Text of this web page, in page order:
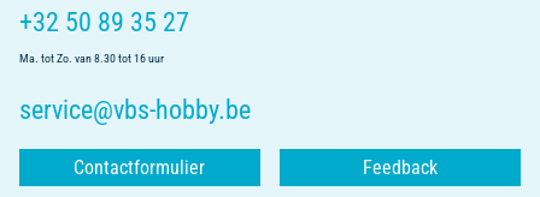
+32 50 89 35 27
Ma. tot Zo. van 8.30 tot 16 uur
service@vbs-hobby.be
Contactformulier Feedback